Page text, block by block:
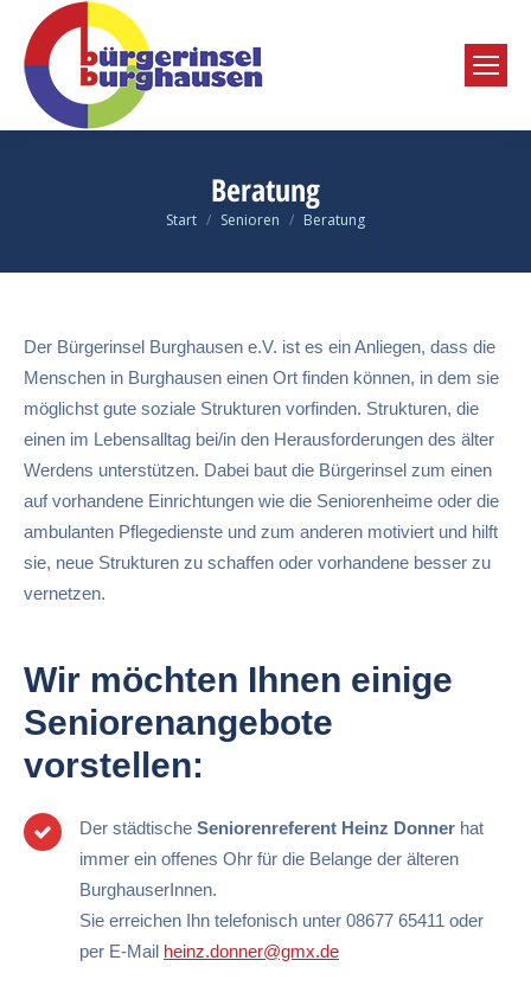
Beratung
Sie befinden sich hier:
Start Senioren Beratung
Der Bürgerinsel Burghausen e.V. ist es ein Anliegen, dass die
Menschen in Burghausen einen Ort finden können, in dem sie
möglichst gute soziale Strukturen vorfinden. Strukturen, die
einen im Lebensalltag bei/in den Herausforderungen des älter
Werdens unterstützen. Dabei baut die Bürgerinsel zum einen
auf vorhandene Einrichtungen wie die Seniorenheime oder die
ambulanten Pflegedienste und zum anderen motiviert und hilft
sie, neue Strukturen zu schaffen oder vorhandene besser zu
vernetzen.
Wir möchten Ihnen einige
Seniorenangebote
vorstellen:
Der städtische Seniorenreferent Heinz Donner hat
immer ein offenes Ohr für die Belange der älteren
BurghauserInnen.
Sie erreichen Ihn telefonisch unter 08677 65411 oder
per E-Mail heinz.donner@gmx.de